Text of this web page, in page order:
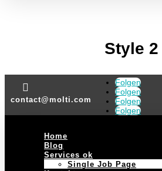
Style 2

contact@molti.com
Folgen
Folgen
Folgen
Folgen
Home
Blog
Services ok
Single Job Page